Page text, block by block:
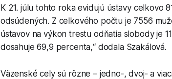
K 21. júlu tohto roka evidujú ústavy celkovo
odsúdených. Z celkového počtu je 7556
ústavov na výkon trestu odňatia slobody je
dosahuje 69,9 percenta,“ dodala Szakálová.
Väzenské cely sú rôzne – jedno-, dvoj- a